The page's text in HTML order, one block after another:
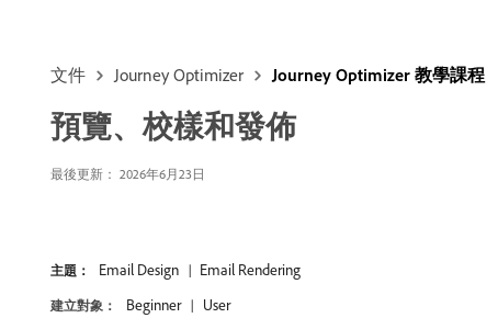
文件 Journey Optimizer Journey Optimizer 教學課程
預覽、校樣和發佈
最後更新： 2026年6月23日
主題： Email Design Email Rendering
建立對象： Beginner User